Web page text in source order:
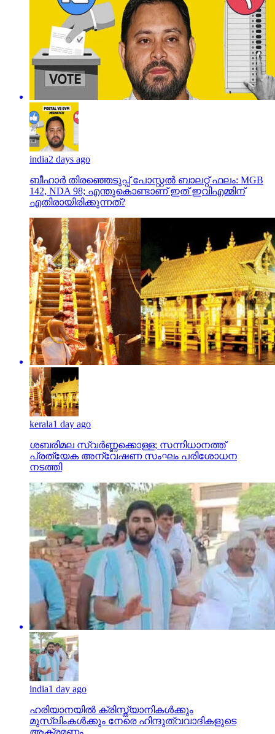
india2 days ago
ബീഹാർ തിരഞ്ഞെടുപ്പ് പോസ്റ്റൽ ബാലറ്റ് ഫലം: MGB
142, NDA 98; എന്തുകൊണ്ടാണ് ഇത് ഇവിഎമ്മിന്
എതിരായിരിക്കുന്നത്?
kerala1 day ago
ശബരിമല സ്വര്‍ണ്ണക്കൊള്ള; സന്നിധാനത്ത്
പ്രത്യേക അന്വേഷണ സംഘം പരിശോധന
നടത്തി
india1 day ago
ഹരിയാനയില്‍ ക്രിസ്ത്യാനികള്‍ക്കും
മുസ്‌ലിംകള്‍ക്കും നേരെ ഹിന്ദുത്വവാദികളുടെ
ആക്രമണം